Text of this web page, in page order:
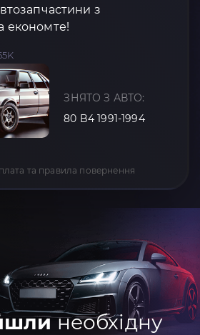
з
економте!
ЗНЯТО З АВТО:
80 B4 1991-1994
та правила повернення
необхідну